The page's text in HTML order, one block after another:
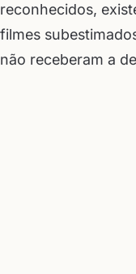
reconhecidos,
filmes
não receberam a